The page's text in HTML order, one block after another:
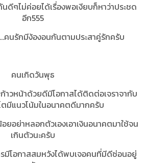
ดีๆไม่ค่อยได้เรื่องพอเงียบก็หาว่าประชด
อีก555
คนรักมีง้องอนกันตามประสาคู่รักครับ
คนเกิดวันพุธ
าวหน้าด้วยดีมีโอกาสได้ติดต่อเจราจากับ
มีแนวโน้มในอนาคตดีมากครับ
ยอย่าหลอกตัวเองเอาเงินอนาคตมาใช้จน
เกินตัวนะครับ
รมีโอกาสสมหวังได้พบเจอคนที่มีดีซ่อนอยู่